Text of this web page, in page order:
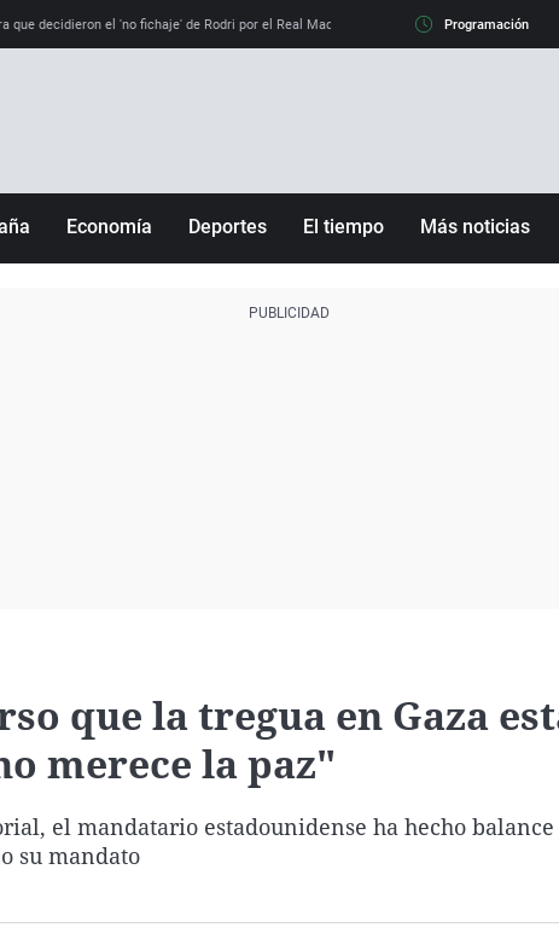
que decidieron el 'no fichaje' de Rodri por el Real Madrid y su 'sí' al Barça La llamada
Programación
Economía Deportes El tiempo Más noticias
que la tregua en Gaza
merece la paz"
el mandatario estadounidense ha hecho
su mandato